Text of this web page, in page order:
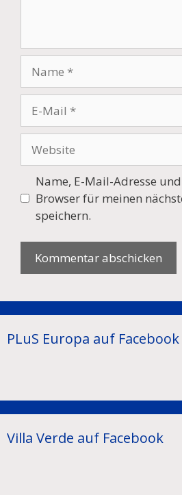
Mail
Name, E-Mail-Adresse
Browser für meinen
speichern.
PLuS Europa auf Facebook
Villa Verde auf Facebook